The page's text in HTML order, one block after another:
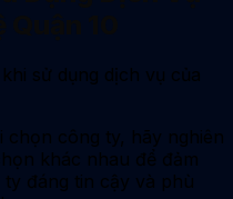
sử dụng dịch vụ của
chọn công ty, hãy nghiên
khác nhau để đảm
đáng tin cậy và phù